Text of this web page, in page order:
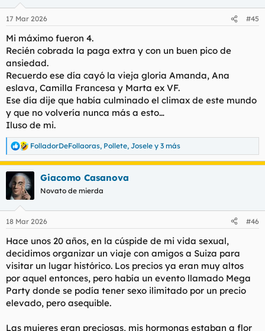
e
:
17 Mar 2026 #45
Mi máximo fueron 4.
Recién cobrada la paga extra y con un buen pico de
ansiedad.
Recuerdo ese día cayó la vieja gloria Amanda, Ana
eslava, Camilla Francesa y Marta ex VF.
Ese día dije que había culminado el climax de este mundo
y que no volvería nunca más a esto…
Iluso de mi.
R
e
a
c
c
i
e
:
FolladorDeFollaoras, Pollete, Josele y 3 más
Giacomo Casanova
Novato de mierda
18 Mar 2026 #46
Hace unos 20 años, en la cúspide de mi vida sexual,
decidimos organizar un viaje con amigos a Suiza para
visitar un lugar histórico. Los precios ya eran muy altos
por aquel entonces, pero había un evento llamado Mega
Party donde se podía tener sexo ilimitado por un precio
elevado, pero asequible.
Las mujeres eran preciosas, mis hormonas estaban a flor